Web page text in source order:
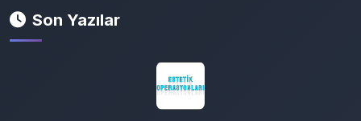
Son Yazılar